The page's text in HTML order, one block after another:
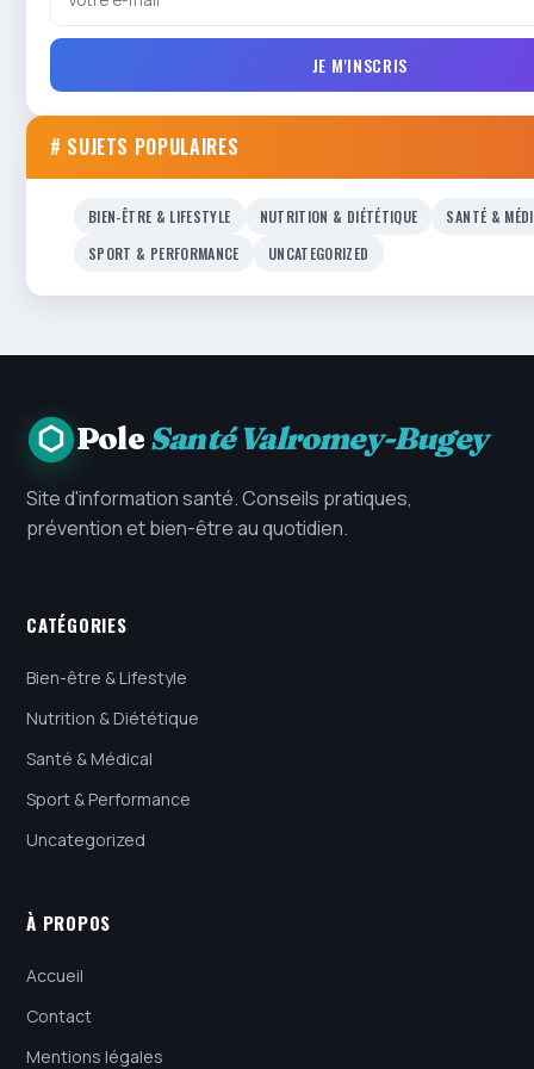
JE M'INSCRIS
# SUJETS POPULAIRES
BIEN-ÊTRE & LIFESTYLE NUTRITION & DIÉTÉTIQUE
SANTÉ &
SPORT & PERFORMANCE
UNCATEGORIZED
PoleSanté Valromey-Bugey
Site d'information santé. Conseils pratiques,
prévention et bien-être au quotidien.
CATÉGORIES
Bien-être & Lifestyle
Nutrition & Diététique
Santé & Médical
Sport & Performance
Uncategorized
À PROPOS
Accueil
Contact
Mentions légales